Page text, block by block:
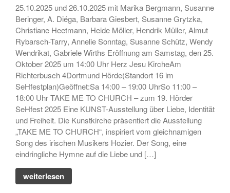
– Grafik, Malerei, Fotografie,
Installation, Skulptur
• Ausstellung DORTMUNDER
EXPORT 2.0 – »TAKE ME TO
CHURCH« – Malerei,
Fotografie, Installation, Objekt
• Ausstellung –
»OHDUFRÖHLICHE« –
Malerei, Grafik, Objekt,
Fotografie, Performance
25.10.2025 und 26.10.2025 mit Marika Bergmann, Susanne
Beringer, A. Diéga, Barbara Giesbert, Susanne Grytzka,
Christiane Heetmann, Heide Möller, Hendrik Müller, Almut
Rybarsch-Tarry, Annelie Sonntag, Susanne Schütz, Wendy
Wendrikat, Gabriele Wirths Eröffnung am Samstag, den 25.
Oktober 2025 um 14:00 Uhr Herz Jesu KircheAm
Richterbusch 4Dortmund Hörde(Standort 16 im
SeHfestplan)Geöffnet:Sa 14:00 – 19:00 UhrSo 11:00 –
18:00 Uhr TAKE ME TO CHURCH – zum 19. Hörder
SeHfest 2025 Eine KUNST-Ausstellung über Liebe, Identität
und Freiheit. Die Kunstkirche präsentiert die Ausstellung
„TAKE ME TO CHURCH“, inspiriert vom gleichnamigen
Song des irischen Musikers Hozier. Der Song, eine
eindringliche Hymne auf die Liebe und […]
weiterlesen